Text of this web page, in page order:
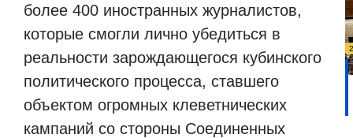
более 400 иностранных журналистов,
которые смогли лично убедиться в
реальности зарождающегося кубинского
политического процесса, ставшего
объектом огромных клеветнических
кампаний со стороны Соединенных